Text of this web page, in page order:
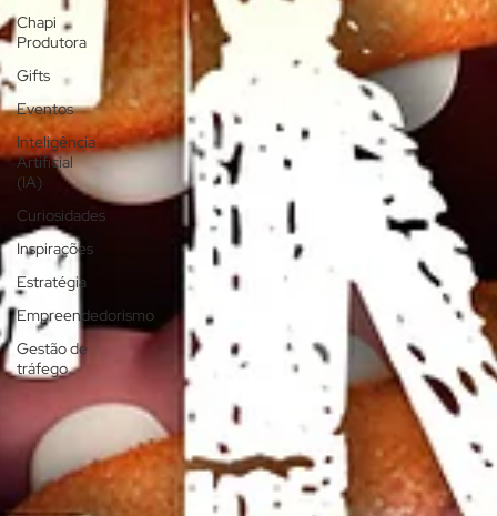
Chapi
Produtora
Gifts
Eventos
Inteligência
Artificial
(IA)
Curiosidades
Inspirações
Estratégia
Empreendedorismo
Gestão de
tráfego